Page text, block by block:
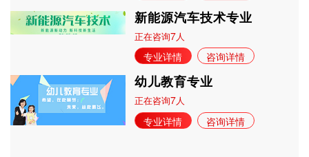
新能源汽车技术专业
正在咨询7人
专业详情 咨询详情
幼儿教育专业
正在咨询7人
专业详情 咨询详情